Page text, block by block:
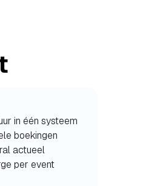
in één systeem
boekingen
actueel
per event